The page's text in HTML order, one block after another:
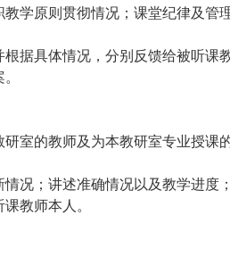
学原则贯彻情况；课堂纪律及
据具体情况，分别反馈给被听课
室的教师及为本教研室专业授课
况；讲述准确情况以及教学进度
教师本人。